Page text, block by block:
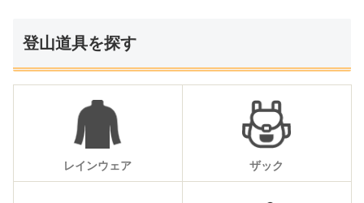
登山道具を探す
レインウェア ザック